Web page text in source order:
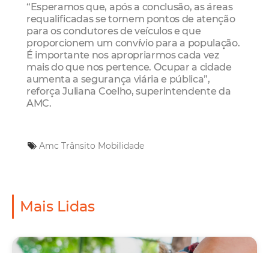
“Esperamos que, após a conclusão, as áreas
requalificadas se tornem pontos de atenção
para os condutores de veículos e que
proporcionem um convívio para a população.
É importante nos apropriarmos cada vez
mais do que nos pertence. Ocupar a cidade
aumenta a segurança viária e pública”,
reforça Juliana Coelho, superintendente da
AMC.
Amc Trânsito Mobilidade
Mais Lidas